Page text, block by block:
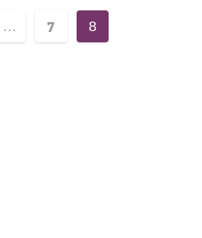
… 7 8